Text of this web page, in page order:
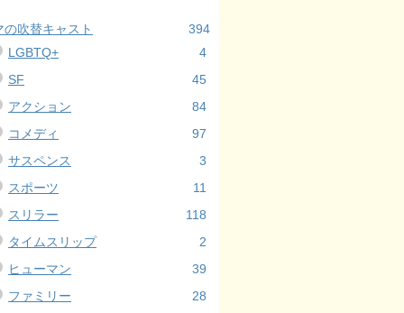
の吹替キャスト
394
LGBTQ+
4
SF
45
アクション
84
コメディ
97
サスペンス
3
スポーツ
11
スリラー
118
タイムスリップ
2
ヒューマン
39
ファミリー
28